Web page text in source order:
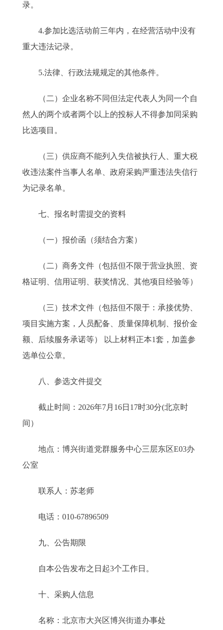
录。
4.参加比选活动前三年内，在经营活动中没有
重大违法记录。
5.法律、行政法规规定的其他条件。
（二）企业名称不同但法定代表人为同一个自
然人的两个或者两个以上的投标人不得参加同采购
比选项目。
（三）供应商不能列入失信被执行人、重大税
收违法案件当事人名单、政府采购严重违法失信行
为记录名单。
七、报名时需提交的资料
（一）报价函（须结合方案）
（二）商务文件（包括但不限于营业执照、资
格证明、信用证明、获奖情况、其他项目经验等）
（三）技术文件（包括但不限于：承接优势、
项目实施方案，人员配备、质量保障机制、报价金
额、后续服务承诺等） 以上材料正本1套，加盖参
选单位公章。
八、参选文件提交
截止时间：2026年7月16日17时30分(北京时
间）
地点：博兴街道党群服务中心三层东区E03办
公室
联系人：苏老师
电话：010-67896509
九、公告期限
自本公告发布之日起3个工作日。
十、采购人信息
名称：北京市大兴区博兴街道办事处